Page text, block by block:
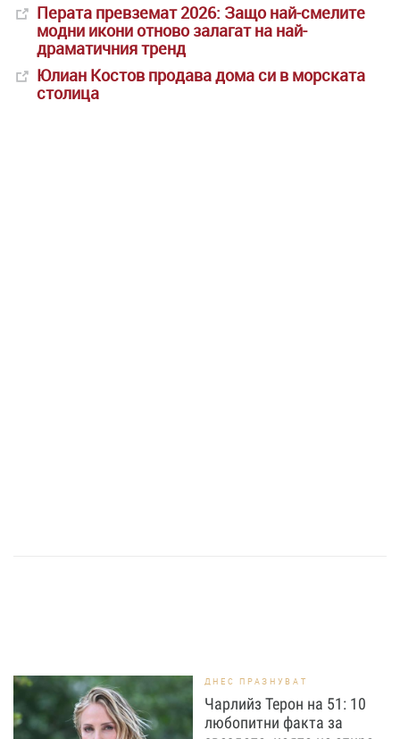
Перата превземат 2026: Защо най-смелите
модни икони отново залагат на най-
драматичния тренд
Юлиан Костов продава дома си в морската
столица
ДНЕС ПРАЗНУВАТ
Чарлийз Терон на 51: 10
любопитни факта за